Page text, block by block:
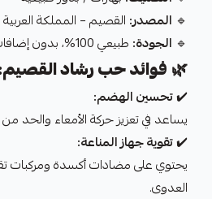
🔹 المصدر: القصيم – المملكة
🔹 الجودة: طبيعي 100%، بدون إضافات كيميائية
🌿فوائد حب رشاد
✔️تحسين الهضم:
يساعد في تعزيز حركة الأمعاء والحد
✔️تقوية جهاز المناعة:
يحتوي على مضادات أكسدة
العدوى.